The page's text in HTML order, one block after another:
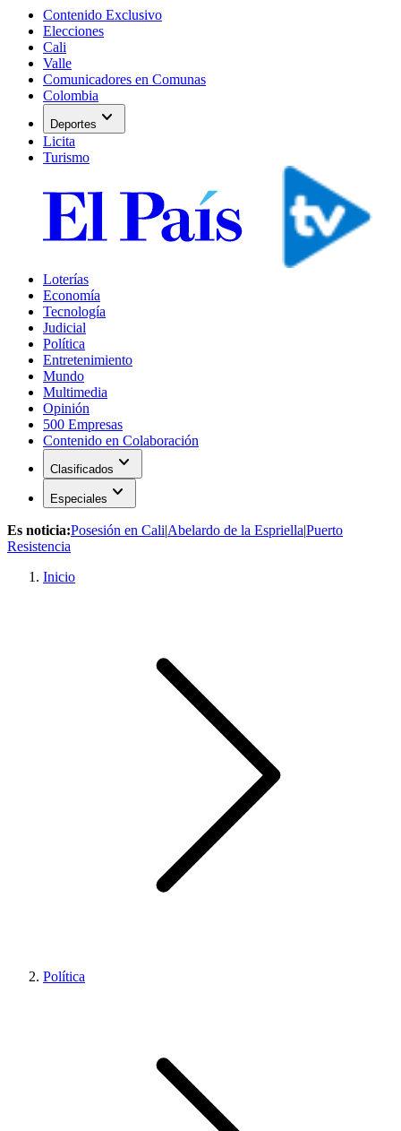
Contenido Exclusivo
Elecciones
Cali
Valle
Comunicadores en Comunas
Colombia
Deportes expand_more
Licita
Turismo
Loterías
Economía
Tecnología
Judicial
Política
Entretenimiento
Mundo
Multimedia
Opinión
500 Empresas
Contenido en Colaboración
Clasificados expand_more
Especiales expand_more
Es noticia:Posesión en Cali|Abelardo de la Espriella|Puerto
Resistencia
Inicio
Política